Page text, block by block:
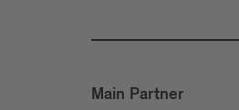
Main Partner